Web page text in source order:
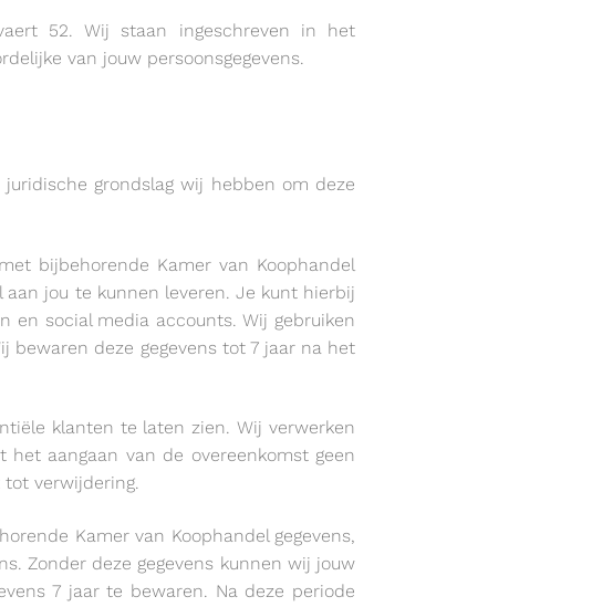
52. Wij staan ingeschreven in het
van jouw persoonsgegevens.
grondslag wij hebben om deze
bijbehorende Kamer van Koophandel
aan jou te kunnen leveren. Je kunt hierbij
en social media accounts. Wij gebruiken
bewaren deze gegevens tot 7 jaar na het
klanten te laten zien. Wij verwerken
aangaan van de overeenkomst geen
tot verwijdering.
Kamer van Koophandel gegevens,
Zonder deze gegevens kunnen wij jouw
7 jaar te bewaren. Na deze periode